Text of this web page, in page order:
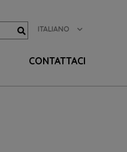
ITALIANO
CONTATTACI